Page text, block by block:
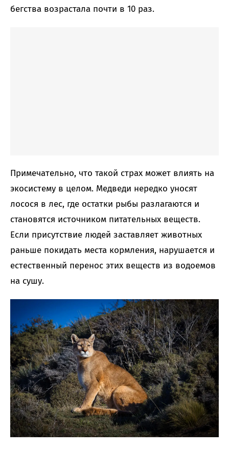
бегства возрастала почти в 10 раз.
Примечательно, что такой страх может влиять на
экосистему в целом. Медведи нередко уносят
лосося в лес, где остатки рыбы разлагаются и
становятся источником питательных веществ.
Если присутствие людей заставляет животных
раньше покидать места кормления, нарушается и
естественный перенос этих веществ из водоемов
на сушу.